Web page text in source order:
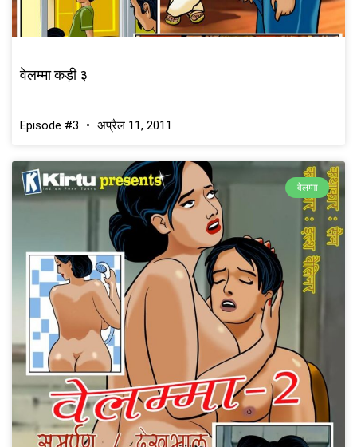
वेलम्मा कड़ी ३
Episode #3 अप्रैल 11, 2011
वेलम्मा